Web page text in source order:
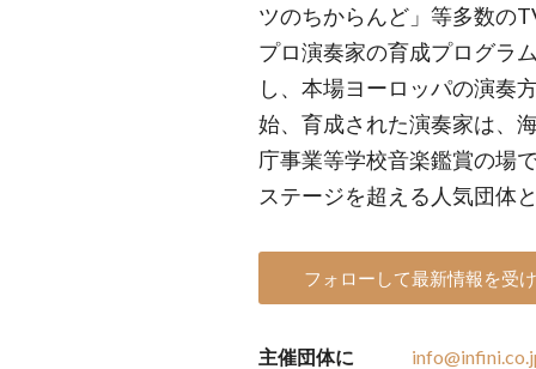
ツのちからんど」等多数の
プロ演奏家の育成プログラ
し、本場ヨーロッパの演奏
始、育成された演奏家は、
庁事業等学校音楽鑑賞の場
ステージを超える人気団体
フォローして最新情報を受
主催団体に